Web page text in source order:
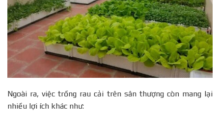
Ngoài ra, việc trồng rau cải trên sân thượng còn mang lại
nhiều lợi ích khác như: